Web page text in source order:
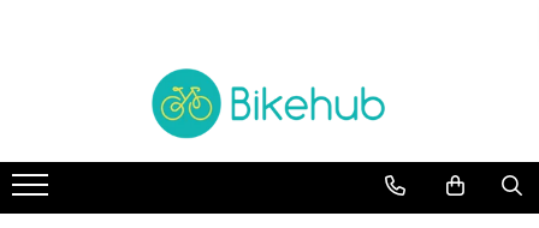
MOUNTAIN BIKE
Oras si Fitness
manete schimbatore & frane
CABLURI & CAMASI
Cadre si Urechi cadru
Trainere
Antifurturi
Cotiere & Genunchiere
Incalzitoare
Casti